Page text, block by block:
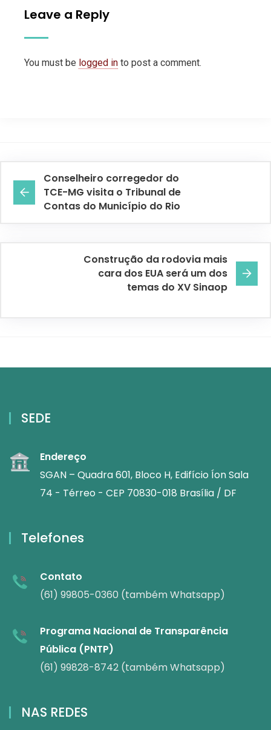
Leave a Reply
You must be logged in to post a comment.
Conselheiro corregedor do
TCE-MG visita o Tribunal de
Contas do Município do Rio
Construção da rodovia mais
cara dos EUA será um dos
temas do XV Sinaop
SEDE
Endereço
SGAN – Quadra 601, Bloco H, Edifício Íon Sala
74 - Térreo - CEP 70830-018 Brasília / DF
Telefones
Contato
(61) 99805-0360 (também Whatsapp)
Programa Nacional de Transparência
Pública (PNTP)
(61) 99828-8742 (também Whatsapp)
NAS REDES